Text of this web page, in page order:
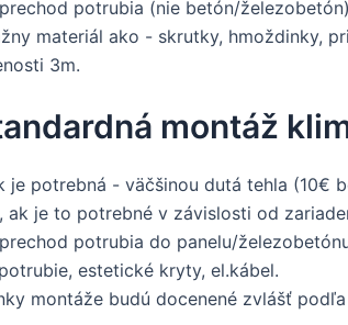
potrubia (nie betón/
materiál ako - skrutky, hmoždinky,
3m.
montáž
je potrebná - väčšinou dutá tehla (10€
ak je to potrebné v závislosti od
potrubia do panelu/
estetické kryty, el.kábel.
montáže budú docenené zvlášť